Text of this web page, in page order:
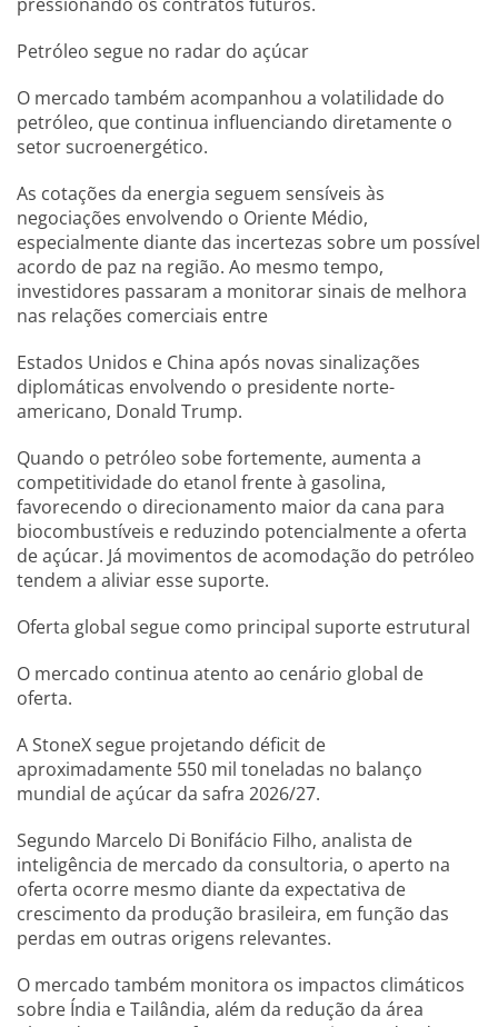
Petróleo segue no radar do açúcar
O mercado também acompanhou a volatilidade do
petróleo, que continua influenciando diretamente o
setor sucroenergético.
As cotações da energia seguem sensíveis às
negociações envolvendo o Oriente Médio,
especialmente diante das incertezas sobre um possível
acordo de paz na região. Ao mesmo tempo,
investidores passaram a monitorar sinais de melhora
nas relações comerciais entre
Estados Unidos e China após novas sinalizações
diplomáticas envolvendo o presidente norte-
americano, Donald Trump.
Quando o petróleo sobe fortemente, aumenta a
competitividade do etanol frente à gasolina,
favorecendo o direcionamento maior da cana para
biocombustíveis e reduzindo potencialmente a oferta
de açúcar. Já movimentos de acomodação do petróleo
tendem a aliviar esse suporte.
Oferta global segue como principal suporte estrutural
O mercado continua atento ao cenário global de
oferta.
A StoneX segue projetando déficit de
aproximadamente 550 mil toneladas no balanço
mundial de açúcar da safra 2026/27.
Segundo Marcelo Di Bonifácio Filho, analista de
inteligência de mercado da consultoria, o aperto na
oferta ocorre mesmo diante da expectativa de
crescimento da produção brasileira, em função das
perdas em outras origens relevantes.
O mercado também monitora os impactos climáticos
sobre Índia e Tailândia, além da redução da área